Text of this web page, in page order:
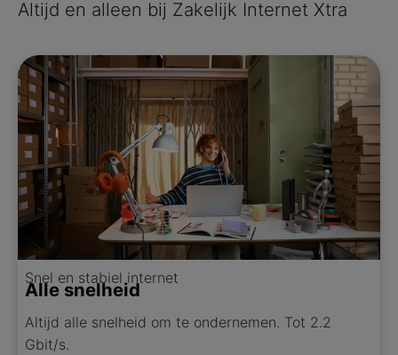
Altijd en alleen bij Zakelijk Internet Xtra
Snel en stabiel internet
Alle snelheid
Altijd alle snelheid om te ondernemen. Tot 2.2
Gbit/s.